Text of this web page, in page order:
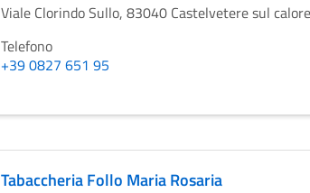
Viale Clorindo Sullo, 83040 Castelvetere sul
Telefono
+39 0827 651 95
Tabaccheria Follo Maria Rosaria